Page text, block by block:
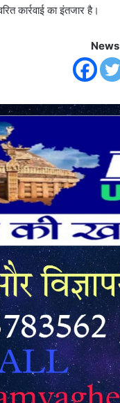
कार्रवाई का इंतजार है।